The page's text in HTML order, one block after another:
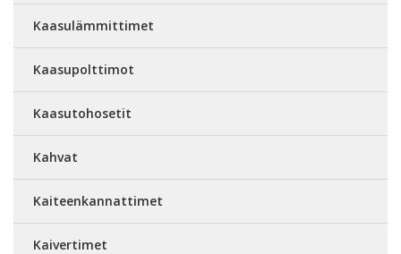
Kaasulämmittimet
Kaasupolttimot
Kaasutohosetit
Kahvat
Kaiteenkannattimet
Kaivertimet